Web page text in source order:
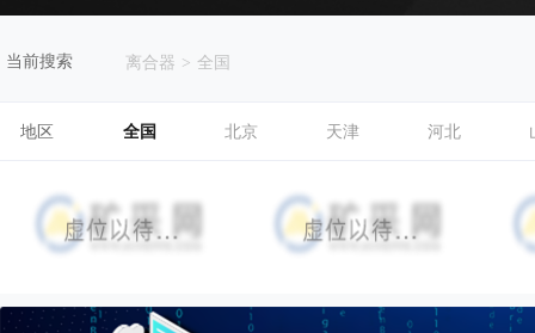
当前搜索 离合器 > 全国
地区 全国 北京 天津 河北